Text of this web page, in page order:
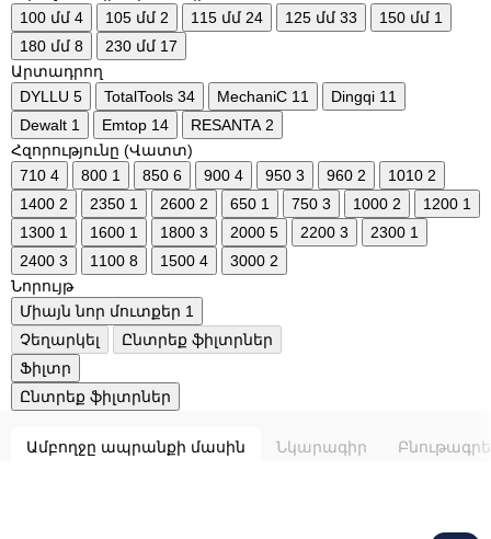
100 մմ 4 105 մմ 2 115 մմ 24 125 մմ 33 150 մմ 1
180 մմ 8 230 մմ 17
Արտադրող
DYLLU 5 TotalTools 34 MechaniC 11 Dingqi 11
Dewalt 1 Emtop 14 RESANTA 2
Հզորությունը (Վատտ)
710 4 800 1 850 6 900 4 950 3 960 2 1010 2
1400 2 2350 1 2600 2 650 1 750 3 1000 2 1200 1
1300 1 1600 1 1800 3 2000 5 2200 3 2300 1
2400 3 1100 8 1500 4 3000 2
Նորույթ
Միայն նոր մուտքեր 1
Չեղարկել
Ընտրեք ֆիլտրներ
Ֆիլտր
Ընտրեք ֆիլտրներ
Ամբողջը ապրանքի մասին Նկարագիր